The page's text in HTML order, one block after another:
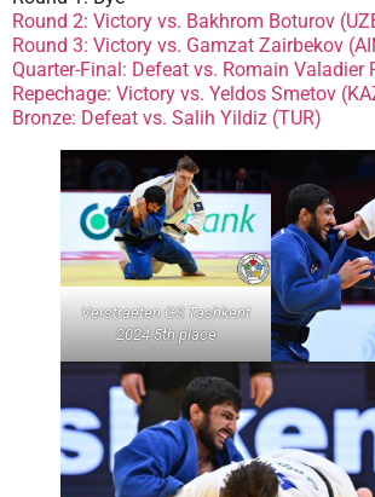
Round 2: Victory vs. Bakhrom Boturov
Round 3: Victory vs. Gamzat Zairbekov
Quarter-Final: Defeat vs. Romain Valadier
Repechage: Victory vs. Yeldos Smetov
Bronze: Defeat vs. Salih Yildiz (TUR)
Verstraeten GS Tashkent
2024 5th place